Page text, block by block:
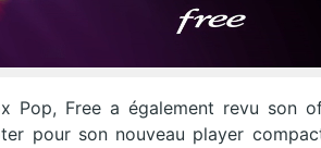
Pop, Free a également revu son
pour son nouveau player